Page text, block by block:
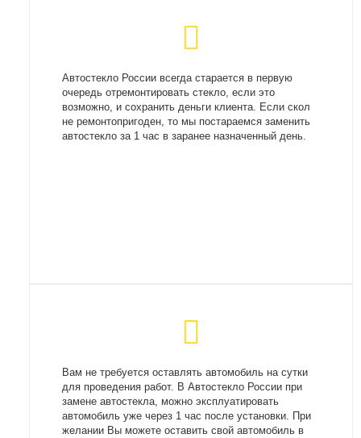
Автостекло России всегда старается в первую
очередь отремонтировать стекло, если это
возможно, и сохранить деньги клиента. Если скол
не ремонтопригоден, то мы постараемся заменить
автостекло за 1 час в заранее назначенный день.
Вам не требуется оставлять автомобиль на сутки
для проведения работ. В Автостекло России при
замене автостекла, можно эксплуатировать
автомобиль уже через 1 час после установки. При
желании Вы можете оставить свой автомобиль в